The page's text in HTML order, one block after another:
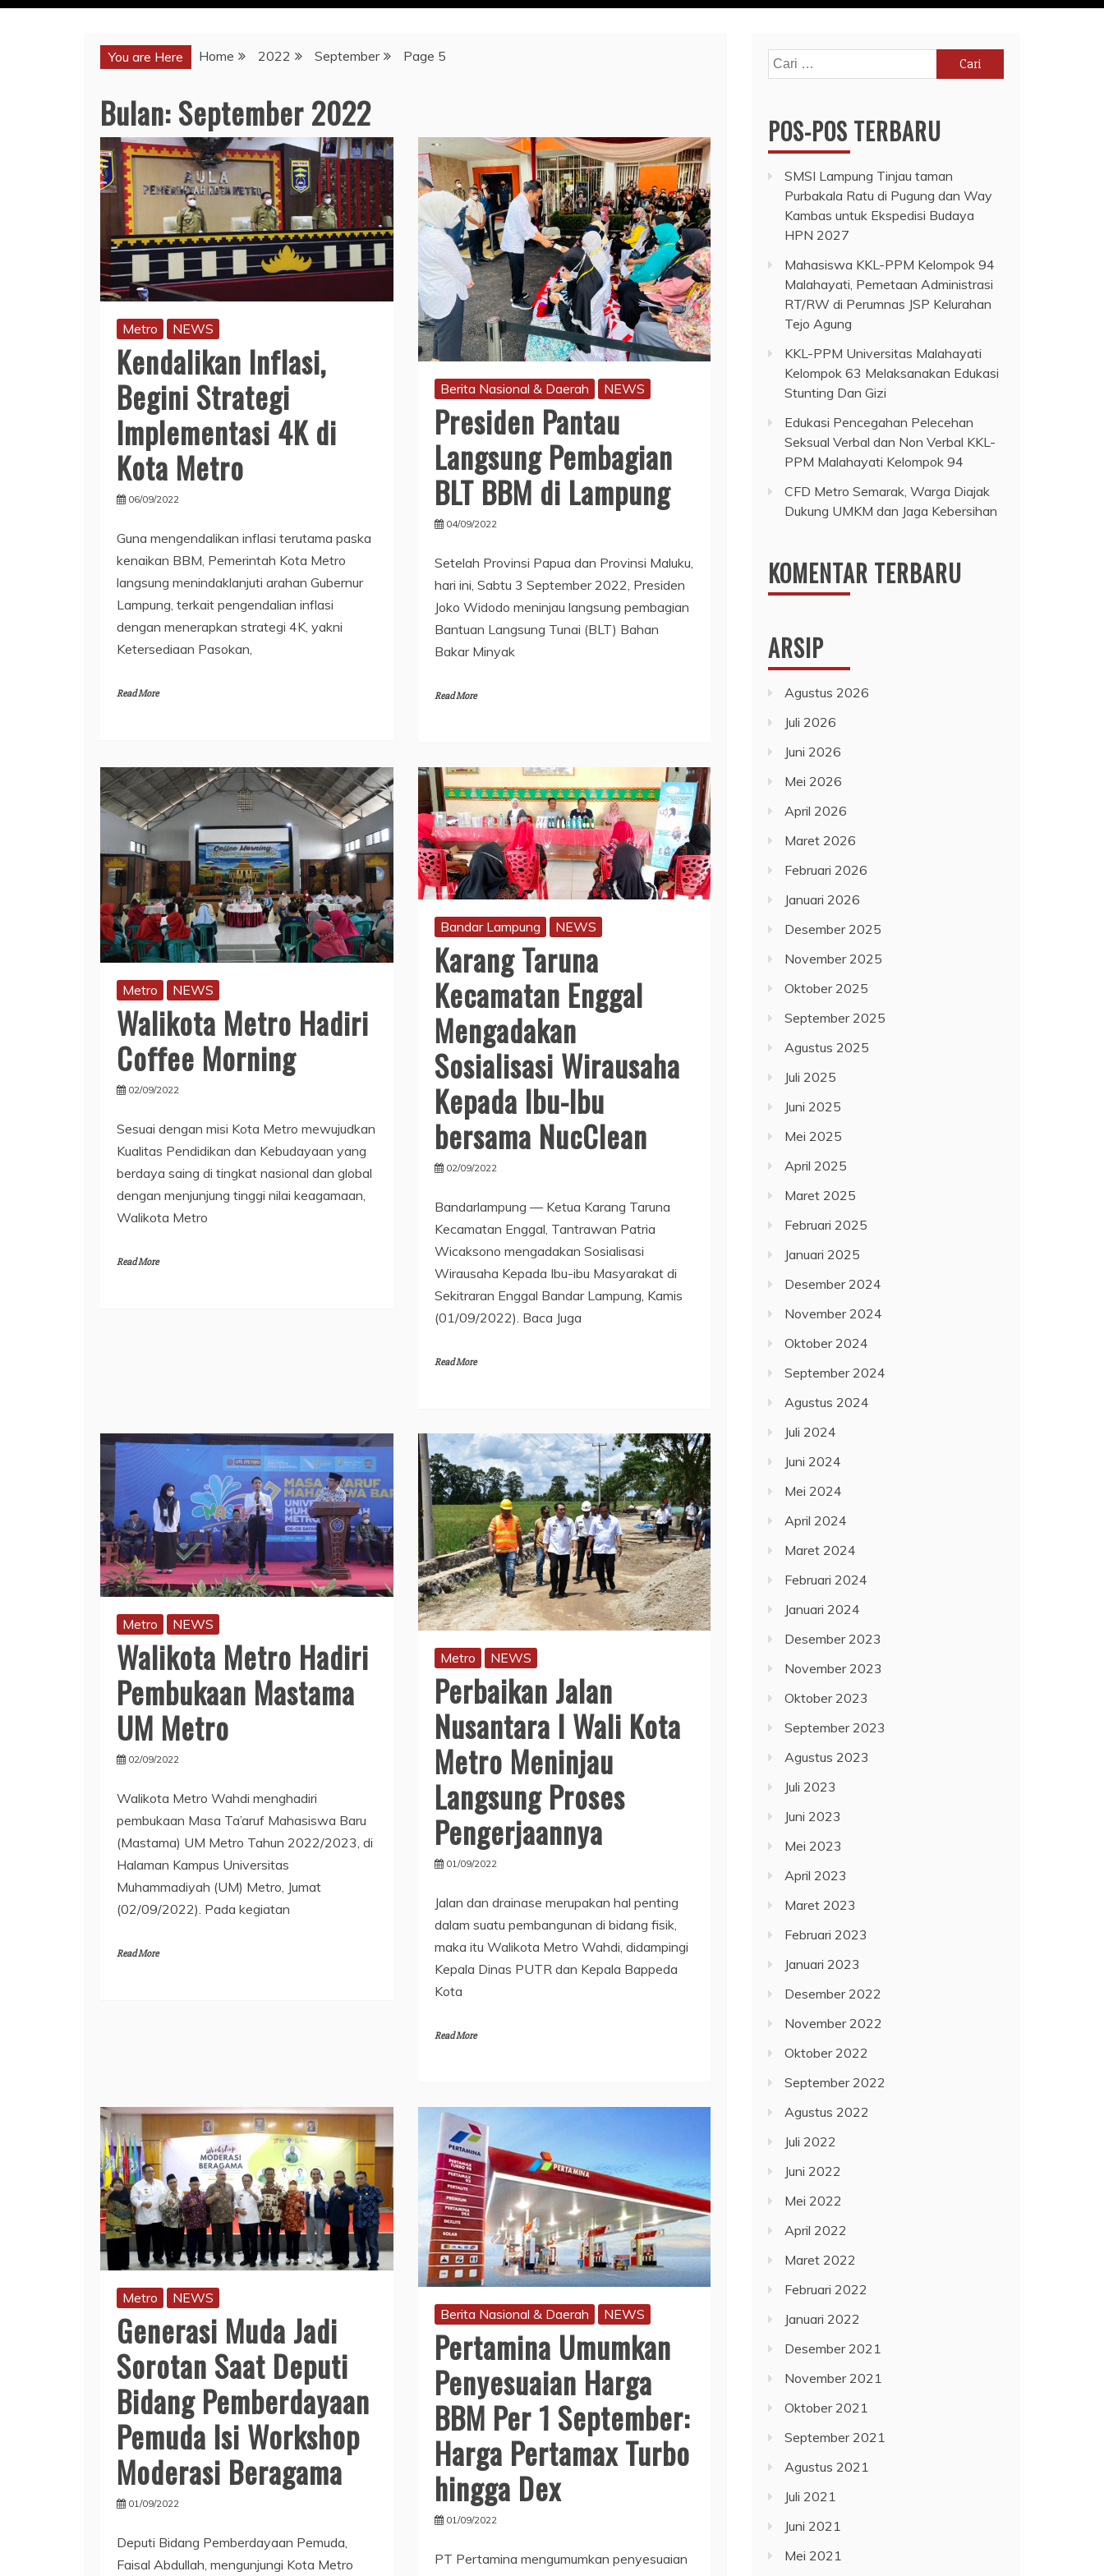
You are Here Home 2022 September Page 5
Bulan:September 2022
Metro NEWS
Kendalikan Inflasi,
Begini Strategi
Implementasi 4K di
Kota Metro
06/09/2022
Guna mengendalikan inflasi terutama paska
kenaikan BBM, Pemerintah Kota Metro
langsung menindaklanjuti arahan Gubernur
Lampung, terkait pengendalian inflasi
dengan menerapkan strategi 4K, yakni
Ketersediaan Pasokan,
Read More
Berita Nasional & Daerah NEWS
Presiden Pantau
Langsung Pembagian
BLT BBM di Lampung
04/09/2022
Setelah Provinsi Papua dan Provinsi Maluku,
hari ini, Sabtu 3 September 2022, Presiden
Joko Widodo meninjau langsung pembagian
Bantuan Langsung Tunai (BLT) Bahan
Bakar Minyak
Read More
Metro NEWS
Walikota Metro Hadiri
Coffee Morning
02/09/2022
Sesuai dengan misi Kota Metro mewujudkan
Kualitas Pendidikan dan Kebudayaan yang
berdaya saing di tingkat nasional dan global
dengan menjunjung tinggi nilai keagamaan,
Walikota Metro
Read More
Bandar Lampung NEWS
Karang Taruna
Kecamatan Enggal
Mengadakan
Sosialisasi Wirausaha
Kepada Ibu-Ibu
bersama NucClean
02/09/2022
Bandarlampung — Ketua Karang Taruna
Kecamatan Enggal, Tantrawan Patria
Wicaksono mengadakan Sosialisasi
Wirausaha Kepada Ibu-ibu Masyarakat di
Sekitraran Enggal Bandar Lampung, Kamis
(01/09/2022). Baca Juga
Read More
Metro NEWS
Walikota Metro Hadiri
Pembukaan Mastama
UM Metro
02/09/2022
Walikota Metro Wahdi menghadiri
pembukaan Masa Ta’aruf Mahasiswa Baru
(Mastama) UM Metro Tahun 2022/2023, di
Halaman Kampus Universitas
Muhammadiyah (UM) Metro, Jumat
(02/09/2022). Pada kegiatan
Read More
Metro NEWS
Perbaikan Jalan
Nusantara I Wali Kota
Metro Meninjau
Langsung Proses
Pengerjaannya
01/09/2022
Jalan dan drainase merupakan hal penting
dalam suatu pembangunan di bidang fisik,
maka itu Walikota Metro Wahdi, didampingi
Kepala Dinas PUTR dan Kepala Bappeda
Kota
Read More
Metro NEWS
Generasi Muda Jadi
Sorotan Saat Deputi
Bidang Pemberdayaan
Pemuda Isi Workshop
Moderasi Beragama
01/09/2022
Deputi Bidang Pemberdayaan Pemuda,
Faisal Abdullah, mengunjungi Kota Metro
Berita Nasional & Daerah NEWS
Pertamina Umumkan
Penyesuaian Harga
BBM Per 1 September:
Harga Pertamax Turbo
hingga Dex
01/09/2022
PT Pertamina mengumumkan penyesuaian
Cari
untuk:
POS-POS TERBARU
SMSI Lampung Tinjau taman
Purbakala Ratu di Pugung dan Way
Kambas untuk Ekspedisi Budaya
HPN 2027
Mahasiswa KKL-PPM Kelompok 94
Malahayati, Pemetaan Administrasi
RT/RW di Perumnas JSP Kelurahan
Tejo Agung
KKL-PPM Universitas Malahayati
Kelompok 63 Melaksanakan Edukasi
Stunting Dan Gizi
Edukasi Pencegahan Pelecehan
Seksual Verbal dan Non Verbal KKL-
PPM Malahayati Kelompok 94
CFD Metro Semarak, Warga Diajak
Dukung UMKM dan Jaga Kebersihan
KOMENTAR TERBARU
ARSIP
Agustus 2026
Juli 2026
Juni 2026
Mei 2026
April 2026
Maret 2026
Februari 2026
Januari 2026
Desember 2025
November 2025
Oktober 2025
September 2025
Agustus 2025
Juli 2025
Juni 2025
Mei 2025
April 2025
Maret 2025
Februari 2025
Januari 2025
Desember 2024
November 2024
Oktober 2024
September 2024
Agustus 2024
Juli 2024
Juni 2024
Mei 2024
April 2024
Maret 2024
Februari 2024
Januari 2024
Desember 2023
November 2023
Oktober 2023
September 2023
Agustus 2023
Juli 2023
Juni 2023
Mei 2023
April 2023
Maret 2023
Februari 2023
Januari 2023
Desember 2022
November 2022
Oktober 2022
September 2022
Agustus 2022
Juli 2022
Juni 2022
Mei 2022
April 2022
Maret 2022
Februari 2022
Januari 2022
Desember 2021
November 2021
Oktober 2021
September 2021
Agustus 2021
Juli 2021
Juni 2021
Mei 2021